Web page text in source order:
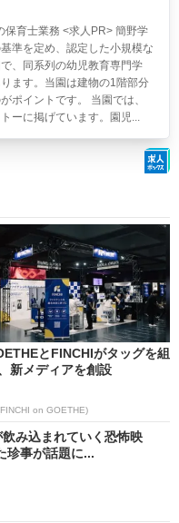
保育士業務 <求人PR> 簡野学
準を定め、認定した小規模な
、同系列の幼児教育専門学
ます。当園は建物の1階部分
ポイントです。 当園では、
ーに掲げています。園児...
とFINCHIがタッグを組
新メディアを創設
on GOETHE)
み込まれていく恐怖映
事が話題に...